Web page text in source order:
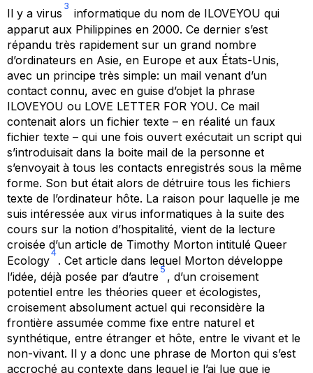
Il y a virus
3
informatique du nom de ILOVEYOU qui
apparut aux Philippines en 2000. Ce dernier s’est
répandu très rapidement sur un grand nombre
d’ordinateurs en Asie, en Europe et aux États-Unis,
avec un principe très simple: un mail venant d’un
contact connu, avec en guise d’objet la phrase
ILOVEYOU ou LOVE LETTER FOR YOU. Ce mail
contenait alors un fichier texte – en réalité un faux
fichier texte – qui une fois ouvert exécutait un script qui
s’introduisait dans la boite mail de la personne et
s’envoyait à tous les contacts enregistrés sous la même
forme. Son but était alors de détruire tous les fichiers
texte de l’ordinateur hôte. La raison pour laquelle je me
suis intéressée aux virus informatiques à la suite des
cours sur la notion d’hospitalité, vient de la lecture
croisée d’un article de Timothy Morton intitulé Queer
Ecology
4
. Cet article dans lequel Morton développe
l’idée, déjà posée par d’autre
5
, d’un croisement
potentiel entre les théories queer et écologistes,
croisement absolument actuel qui reconsidère la
frontière assumée comme fixe entre naturel et
synthétique, entre étranger et hôte, entre le vivant et le
non-vivant. Il y a donc une phrase de Morton qui s’est
accroché au contexte dans lequel je l’ai lue que je